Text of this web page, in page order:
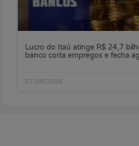
Lucro do Itaú atinge R$ 24,7
banco corta empregos e fecha
07/08/2026